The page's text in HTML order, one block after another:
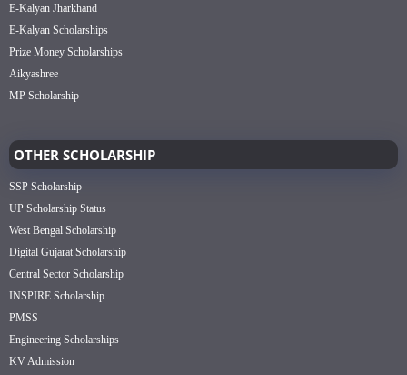
E-Kalyan Jharkhand
E-Kalyan Scholarships
Prize Money Scholarships
Aikyashree
MP Scholarship
OTHER SCHOLARSHIP
SSP Scholarship
UP Scholarship Status
West Bengal Scholarship
Digital Gujarat Scholarship
Central Sector Scholarship
INSPIRE Scholarship
PMSS
Engineering Scholarships
KV Admission